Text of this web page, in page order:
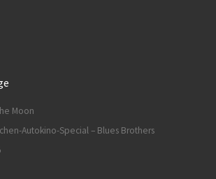
Moon
Autokino-Special – Blues Brothers